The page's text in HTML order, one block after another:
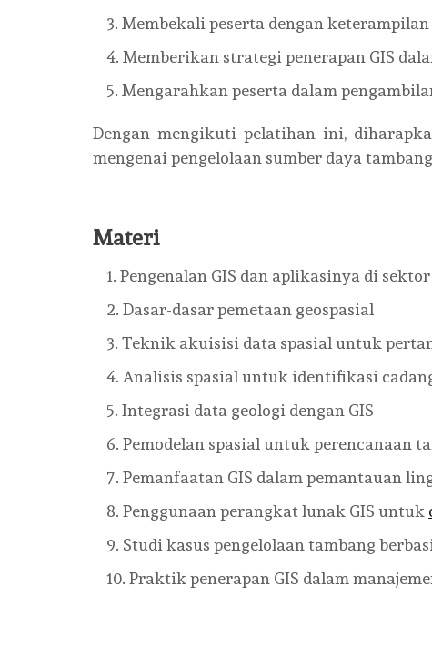
Membekali peserta dengan
Memberikan strategi penerapan GIS
Mengarahkan peserta dalam
Dengan mengikuti pelatihan ini,
mengenai pengelolaan sumber daya
Materi
Pengenalan GIS dan aplikasinya di
Dasar-dasar pemetaan geospasial
Teknik akuisisi data spasial untuk
Analisis spasial untuk identifikasi
Integrasi data geologi dengan GIS
Pemodelan spasial untuk perencanaan
Pemanfaatan GIS dalam pemantauan
Penggunaan perangkat lunak GIS untuk
Studi kasus pengelolaan tambang
Praktik penerapan GIS dalam